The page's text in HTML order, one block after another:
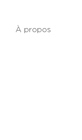
À propos